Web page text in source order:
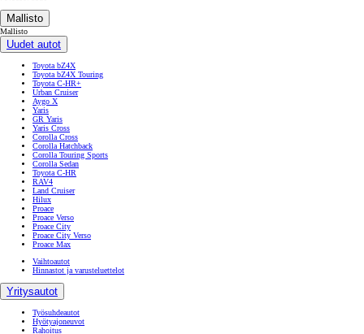
Mallisto
Mallisto
Uudet autot
Toyota bZ4X
Toyota bZ4X Touring
Toyota C-HR+
Urban Cruiser
Aygo X
Yaris
GR Yaris
Yaris Cross
Corolla Cross
Corolla Hatchback
Corolla Touring Sports
Corolla Sedan
Toyota C-HR
RAV4
Land Cruiser
Hilux
Proace
Proace Verso
Proace City
Proace City Verso
Proace Max
Vaihtoautot
Hinnastot ja varusteluettelot
Yritysautot
Työsuhdeautot
Hyötyajoneuvot
Rahoitus